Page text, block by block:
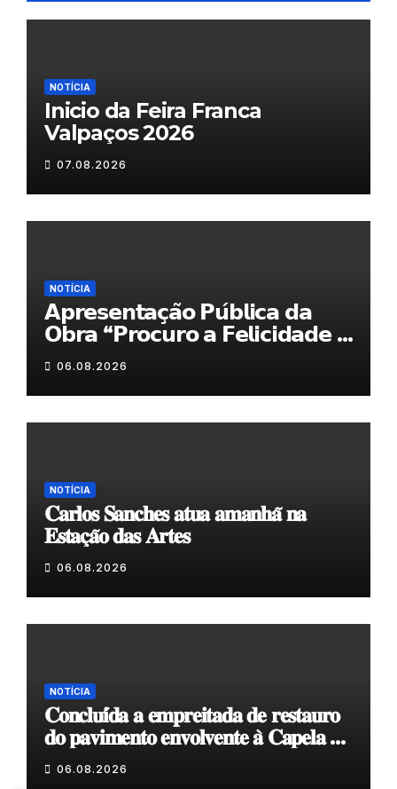
NOTÍCIA
Inicio da Feira Franca
Valpaços 2026
07.08.2026
NOTÍCIA
𝗔𝗽𝗿𝗲𝘀𝗲𝗻𝘁𝗮𝗰̧𝗮̃𝗼 𝗣𝘂́𝗯𝗹𝗶𝗰𝗮 𝗱𝗮
𝗢𝗯𝗿𝗮 “𝗣𝗿𝗼𝗰𝘂𝗿𝗼 𝗮 𝗙𝗲𝗹𝗶𝗰𝗶𝗱𝗮𝗱𝗲 𝗲
𝗲𝗹𝗮 𝗺𝗼𝗿𝗮 𝗰𝗼𝗺𝗶𝗴𝗼”
06.08.2026
NOTÍCIA
𝐂𝐚𝐫𝐥𝐨𝐬 𝐒𝐚𝐧𝐜𝐡𝐞𝐬 𝐚𝐭𝐮𝐚 𝐚𝐦𝐚𝐧𝐡𝐚̃ 𝐧𝐚
𝐄𝐬𝐭𝐚𝐜̧𝐚̃𝐨 𝐝𝐚𝐬 𝐀𝐫𝐭𝐞𝐬
06.08.2026
NOTÍCIA
𝐂𝐨𝐧𝐜𝐥𝐮𝐢́𝐝𝐚 𝐚 𝐞𝐦𝐩𝐫𝐞𝐢𝐭𝐚𝐝𝐚 𝐝𝐞 𝐫𝐞𝐬𝐭𝐚𝐮𝐫𝐨
𝐝𝐨 𝐩𝐚𝐯𝐢𝐦𝐞𝐧𝐭𝐨 𝐞𝐧𝐯𝐨𝐥𝐯𝐞𝐧𝐭𝐞 𝐚̀ 𝐂𝐚𝐩𝐞𝐥𝐚 𝐝𝐞
𝐂𝐨𝐯𝐚𝐬
06.08.2026